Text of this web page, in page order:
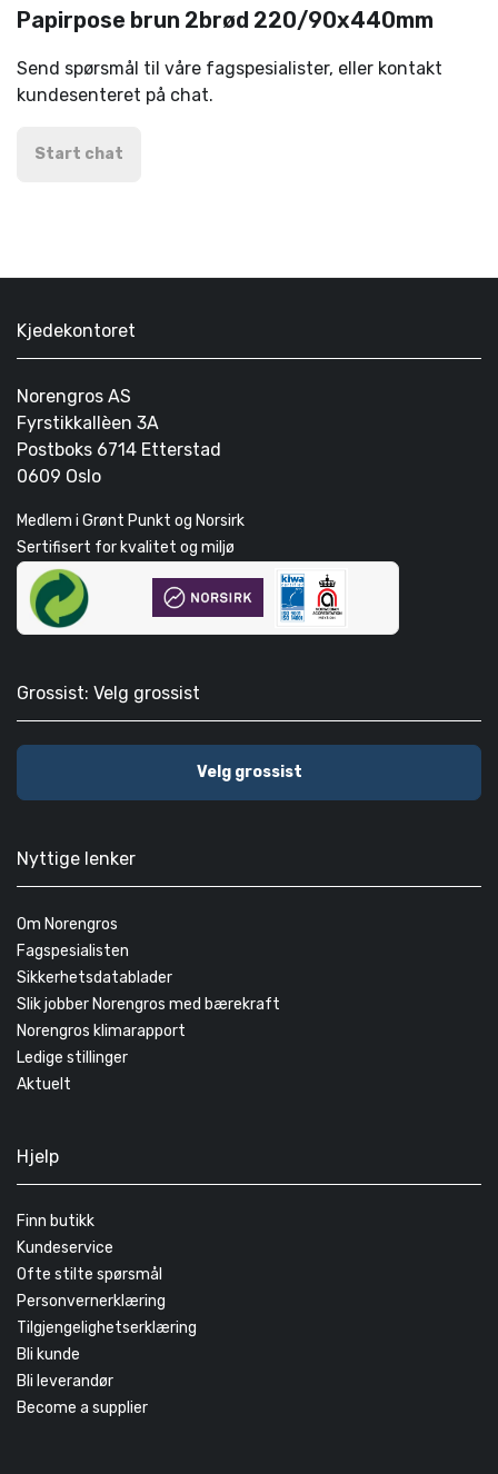
Papirpose brun 2brød 220/90x440mm
Send spørsmål til våre fagspesialister, eller kontakt
kundesenteret på chat.
Start chat
Kjedekontoret
Norengros AS
Fyrstikkallèen 3A
Postboks 6714 Etterstad
0609 Oslo
Medlem i Grønt Punkt og Norsirk
Sertifisert for kvalitet og miljø
Grossist: Velg grossist
Velg grossist
Nyttige lenker
Om Norengros
Fagspesialisten
Sikkerhetsdatablader
Slik jobber Norengros med bærekraft
Norengros klimarapport
Ledige stillinger
Aktuelt
Hjelp
Finn butikk
Kundeservice
Ofte stilte spørsmål
Personvernerklæring
Tilgjengelighetserklæring
Bli kunde
Bli leverandør
Become a supplier